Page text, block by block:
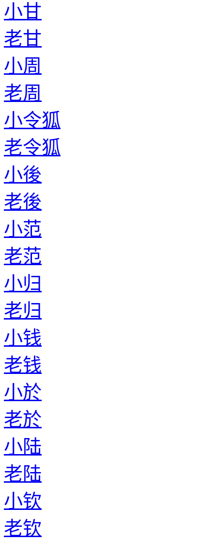
小甘
老甘
小周
老周
小令狐
老令狐
小後
老後
小范
老范
小归
老归
小钱
老钱
小於
老於
小陆
老陆
小钦
老钦